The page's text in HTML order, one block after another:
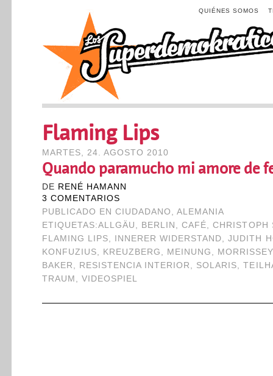
QUIÉNES SOMOS
Flaming Lips
MARTES, 24. AGOSTO 2010
Quando paramucho mi amore de
DE RENÉ HAMANN
3 COMENTARIOS
PUBLICADO EN CIUDADANO ,ALEMANIA
ETIQUETAS:ALLGÄU , BERLIN ,CAFÉ,CHRISTOPH
FLAMING LIPS, INNERER WIDERSTAND,JUDITH
KONFUZIUS, KREUZBERG , MEINUNG , MORRISSEY
BAKER , RESISTENCIA INTERIOR , SOLARIS,
TRAUM , VIDEOSPIEL